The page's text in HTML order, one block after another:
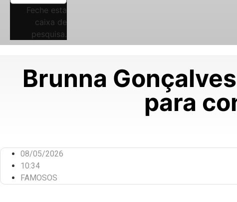
Feche esta
caixa de
pesquisa.
Brunna
para
08/05/2026
10:34
FAMOSOS